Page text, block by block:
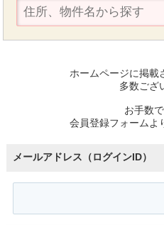
ホームページに掲載
多数ござ
お手数で
会員登録フォームよ
メールアドレス（ログインID）